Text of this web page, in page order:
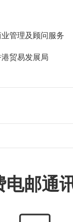
业管理及顾问服务
港贸易发展局
电邮通